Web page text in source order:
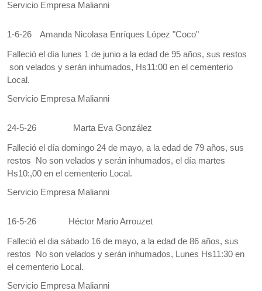
Servicio Empresa Malianni
1-6-26 Amanda Nicolasa Enríques López "Coco"
Falleció el día lunes 1 de junio a la edad de 95 años, sus restos
son velados y serán inhumados, Hs11:00 en el cementerio
Local.
Servicio Empresa Malianni
24-5-26 Marta Eva González
Falleció el día domingo 24 de mayo, a la edad de 79 años, sus
restos No son velados y serán inhumados, el día martes
Hs10:,00 en el cementerio Local.
Servicio Empresa Malianni
16-5-26 Héctor Mario Arrouzet
Falleció el dia sábado 16 de mayo, a la edad de 86 años, sus
restos No son velados y serán inhumados, Lunes Hs11:30 en
el cementerio Local.
Servicio Empresa Malianni